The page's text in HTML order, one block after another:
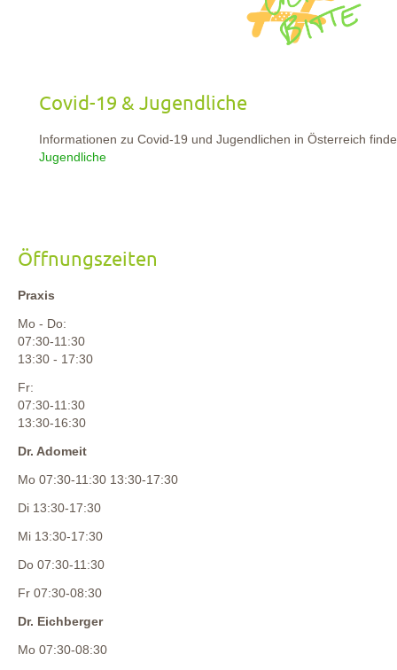
Covid-19 & Jugendliche
Informationen zu Covid-19 und Jugendlichen in Österreich
Jugendliche
Öffnungszeiten
Praxis
Mo - Do:
07:30-11:30
13:30 - 17:30
Fr:
07:30-11:30
13:30-16:30
Dr. Adomeit
Mo 07:30-11:30 13:30-17:30
Di 13:30-17:30
Mi 13:30-17:30
Do 07:30-11:30
Fr 07:30-08:30
Dr. Eichberger
Mo 07:30-08:30